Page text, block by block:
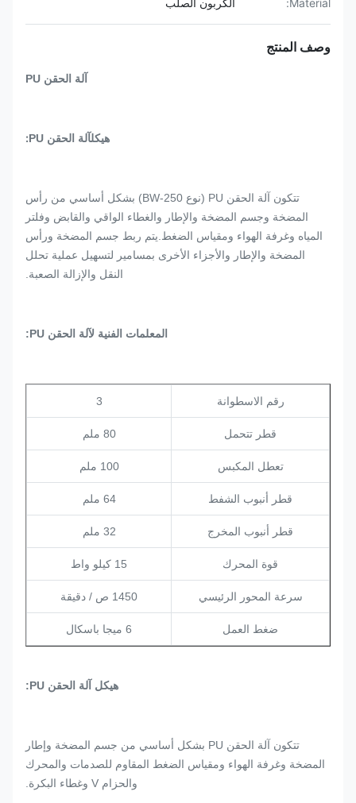
Material:
الكربون الصلب
وصف المنتج
آلة الحقن PU
آلة الحقن PU :
تتكون آلة الحقن PU (نوع BW-250) بشكل أساسي من رأس
المضخة وجسم المضخة والإطار والغطاء الواقي والقابض وفلتر
المياه وغرفة الهواء ومقياس الضغط.يتم ربط جسم المضخة ورأس
المضخة والإطار والأجزاء الأخرى بمسامير لتسهيل عملية تحلل
النقل والإزالة الصعبة.
المعلمات الفنية لآلة الحقن PU:
رقم الاسطوانة
قطر تتحمل
تعطل المكبس
قطر أنبوب الشفط
قطر أنبوب المخرج
قوة المحرك
سرعة المحور الرئيسي
ضغط العمل
هيكل آلة الحقن PU:
تتكون آلة الحقن PU بشكل أساسي من جسم المضخة وإطار
المضخة وغرفة الهواء ومقياس الضغط المقاوم للصدمات والمحرك
والحزام V وغطاء البكرة.